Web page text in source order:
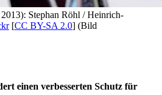
Stephan Röhl / Heinrich-
[CC BY-SA 2.0] (Bild
einen verbesserten Schutz für